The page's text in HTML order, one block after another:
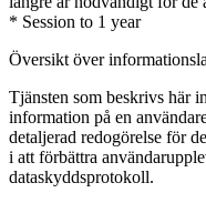
* Session to 1 year
Översikt över
Tjänsten som beskrivs här
information på en
detaljerad redogörelse för
i att förbättra
dataskyddsprotokoll.